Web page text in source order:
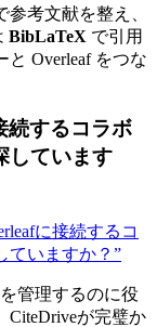
考文献を整え、
BibLaTeX で引用
Overleaf をつな
続するコラボ
しています
に接続するコ
ていますか？”
管理するのに役
CiteDriveが完璧か